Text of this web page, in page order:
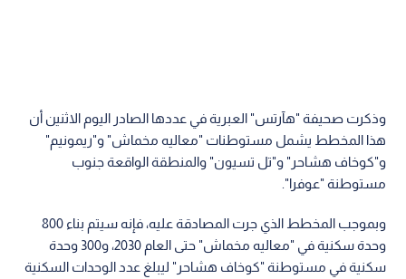
وذكرت صحيفة "هآرتس" العبرية في عددها الصادر اليوم الاثنين أن
هذا المخطط يشمل مستوطنات "معاليه مخماش" و"ريمونيم"
و"كوخاف هشاحر" و"تل تسيون" والمنطقة الواقعة جنوب
مستوطنة "عوفرا".
وبموجب المخطط الذي جرت المصادقة عليه، فإنه سيتم بناء 800
وحدة سكنية في "معاليه مخماش" حتى العام 2030، و300 وحدة
سكنية في مستوطنة "كوخاف هشاحر" ليبلغ عدد الوحدات السكنية